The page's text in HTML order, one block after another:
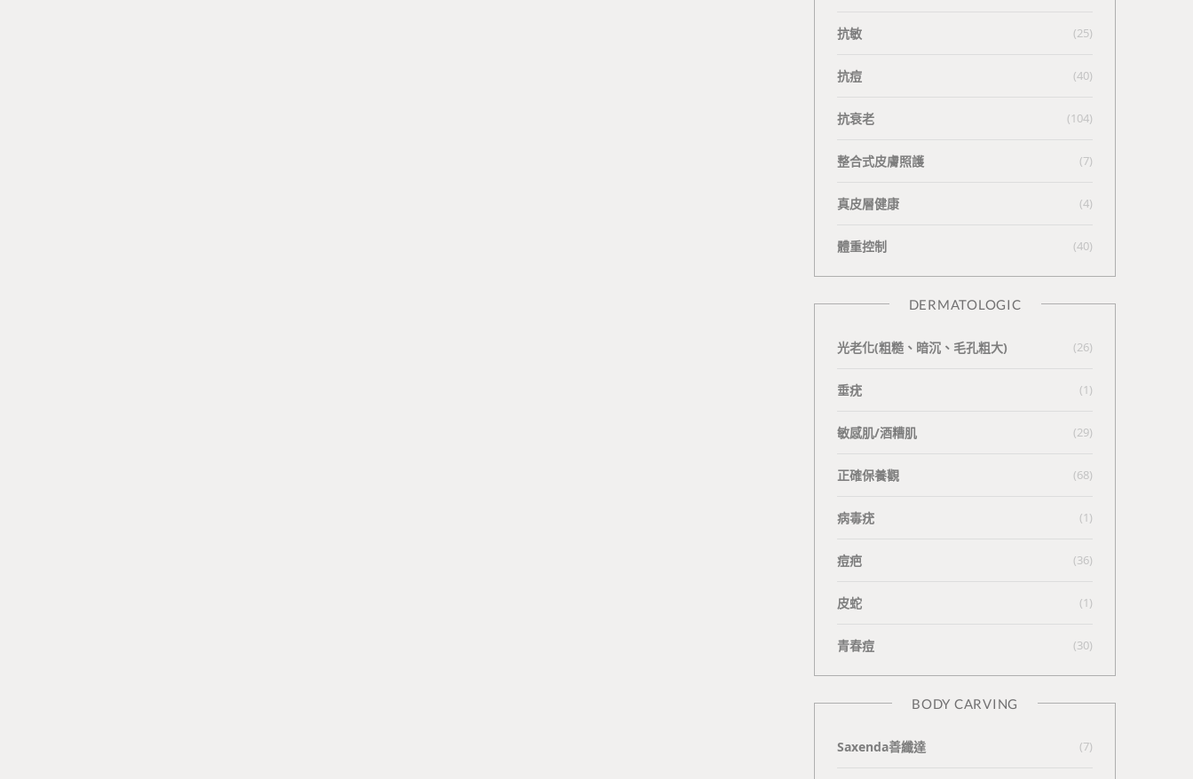
抗敏 (25)
抗痘 (40)
抗衰老 (104)
整合式皮膚照護 (7)
真皮層健康 (4)
體重控制 (40)
DERMATOLOGIC
光老化(粗糙、暗沉、毛孔粗大) (26)
垂疣 (1)
敏感肌/酒糟肌 (29)
正確保養觀 (68)
病毒疣 (1)
痘疤 (36)
皮蛇 (1)
青春痘 (30)
BODY CARVING
Saxenda善纖達 (7)